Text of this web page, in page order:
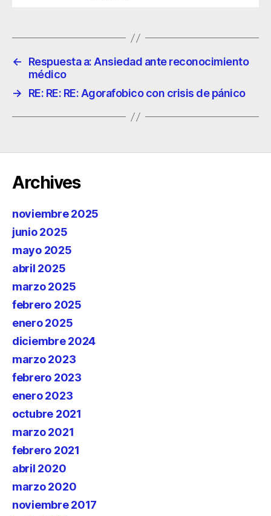
←
Respuesta a: Ansiedad ante reconocimiento
médico
→
RE: RE: RE: Agorafobico con crisis de pánico
Archives
noviembre 2025
junio 2025
mayo 2025
abril 2025
marzo 2025
febrero 2025
enero 2025
diciembre 2024
marzo 2023
febrero 2023
enero 2023
octubre 2021
marzo 2021
febrero 2021
abril 2020
marzo 2020
noviembre 2017